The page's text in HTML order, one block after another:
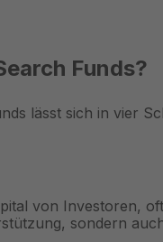
Funds?
lässt sich in vier
von Investoren,
sondern